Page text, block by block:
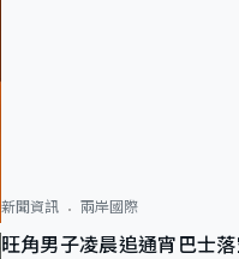
新聞資訊 兩岸國際
旺角男子凌晨追通宵巴士